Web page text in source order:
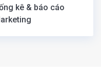
kê & báo cáo